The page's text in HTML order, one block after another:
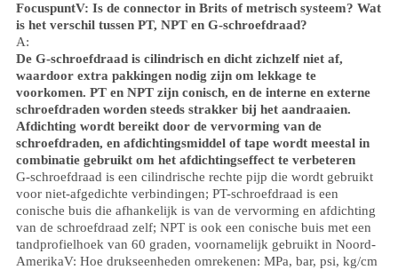
FocuspuntV: Is de connector in Brits of metrisch systeem? Wat
is het verschil tussen PT, NPT en G-schroefdraad?
A:
De G-schroefdraad is cilindrisch en dicht zichzelf niet af,
waardoor extra pakkingen nodig zijn om lekkage te
voorkomen. PT en NPT zijn conisch, en de interne en externe
schroefdraden worden steeds strakker bij het aandraaien.
Afdichting wordt bereikt door de vervorming van de
schroefdraden, en afdichtingsmiddel of tape wordt meestal in
combinatie gebruikt om het afdichtingseffect te verbeteren
G-schroefdraad is een cilindrische rechte pijp die wordt gebruikt
voor niet-afgedichte verbindingen; PT-schroefdraad is een
conische buis die afhankelijk is van de vervorming en afdichting
van de schroefdraad zelf; NPT is ook een conische buis met een
tandprofielhoek van 60 graden, voornamelijk gebruikt in Noord-
AmerikaV: Hoe drukseenheden omrekenen: MPa, bar, psi, kg/cm